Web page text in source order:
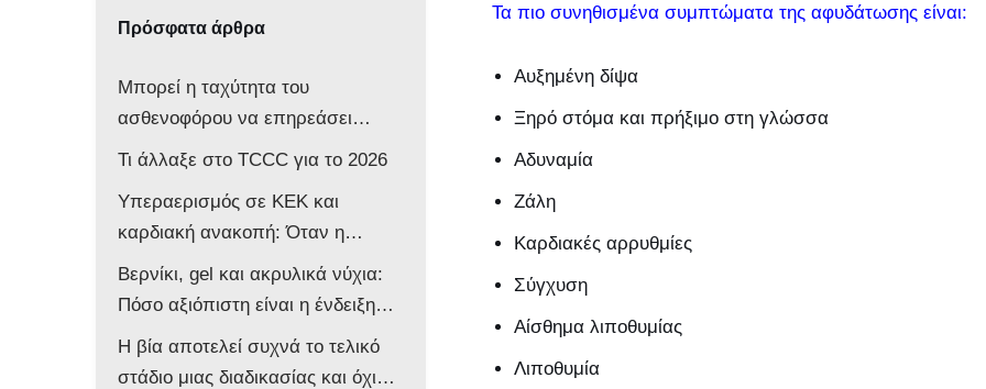
Πρόσφατα άρθρα
Μπορεί η ταχύτητα του
ασθενοφόρου να επηρεάσει
νευρολογικά ένα βρέφος;
Τι άλλαξε στο TCCC για το 2026
Υπεραερισμός σε ΚΕΚ και
καρδιακή ανακοπή: Όταν η
επιθετική αντιμετώπιση βλάπτει
τον ασθενή
Βερνίκι, gel και ακρυλικά νύχια:
Πόσο αξιόπιστη είναι η ένδειξη
του παλμικού οξυμέτρου στο
ασθενοφόρο;
Η βία αποτελεί συχνά το τελικό
στάδιο μιας διαδικασίας και όχι
Τα πιο συνηθισμένα συμπτώματα της αφυδάτωσης είναι:
Αυξημένη δίψα
Ξηρό στόμα και πρήξιμο στη γλώσσα
Αδυναμία
Ζάλη
Καρδιακές αρρυθμίες
Σύγχυση
Αίσθημα λιποθυμίας
Λιποθυμία